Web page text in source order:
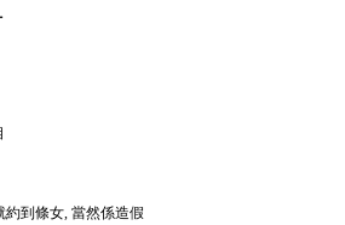
約到條女, 當然係造假